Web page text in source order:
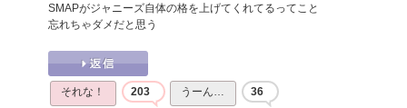
SMAPがジャニーズ自体の格を上げてくれてるってこと
忘れちゃダメだと思う
それな！ 203 うーん… 36